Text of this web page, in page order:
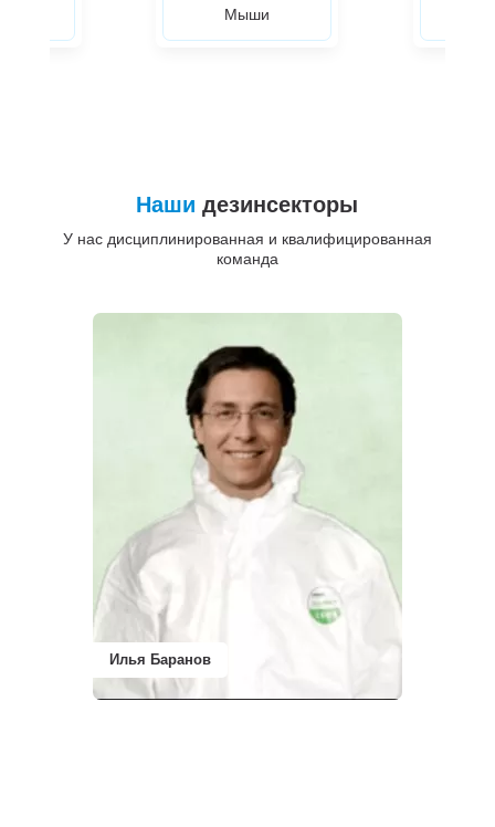
Мыши
Наши дезинсекторы
У нас дисциплинированная и квалифицированная
команда
Илья Баранов